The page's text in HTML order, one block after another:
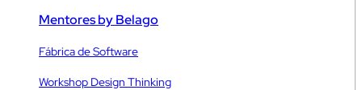
Mentores by Belago
Fábrica de Software
Workshop Design Thinking